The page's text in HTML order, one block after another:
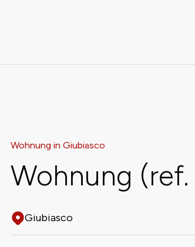
Wohnung in Giubiasco
Wohnung
Adresse
Giubiasco